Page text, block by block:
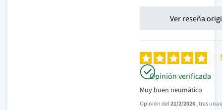
Ver reseña
Opinión verificada
Muy buen neumático
Opinión del21/2/2026, tras una